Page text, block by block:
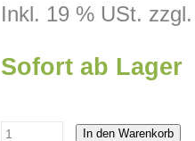
Inkl. 19 % USt.
Sofort ab Lager
In den Warenkorb